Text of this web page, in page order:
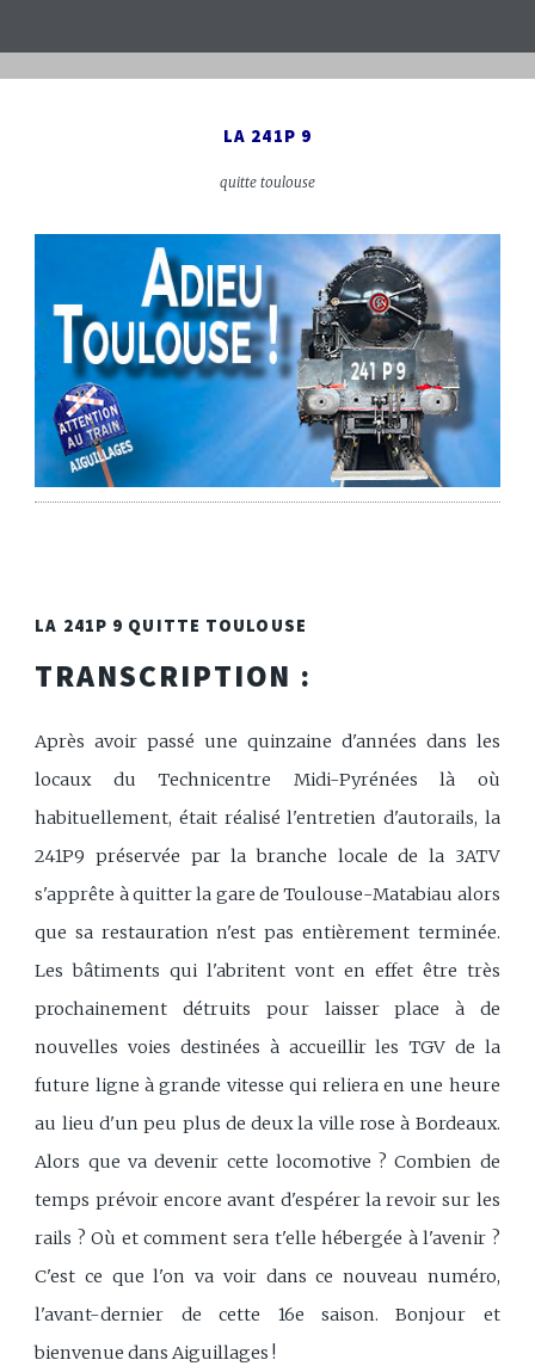
LA 241P 9
quitte toulouse
LA 241P 9 QUITTE TOULOUSE
TRANSCRIPTION :
Après avoir passé une quinzaine d'années dans les
locaux du Technicentre Midi-Pyrénées là où
habituellement, était réalisé l'entretien d'autorails, la
241P9 préservée par la branche locale de la 3ATV
s'apprête à quitter la gare de Toulouse-Matabiau alors
que sa restauration n'est pas entièrement terminée.
Les bâtiments qui l'abritent vont en effet être très
prochainement détruits pour laisser place à de
nouvelles voies destinées à accueillir les TGV de la
future ligne à grande vitesse qui reliera en une heure
au lieu d'un peu plus de deux la ville rose à Bordeaux.
Alors que va devenir cette locomotive ? Combien de
temps prévoir encore avant d'espérer la revoir sur les
rails ? Où et comment sera t'elle hébergée à l'avenir ?
C'est ce que l'on va voir dans ce nouveau numéro,
l'avant-dernier de cette 16e saison. Bonjour et
bienvenue dans Aiguillages !